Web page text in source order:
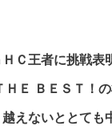
Ｃ王者に挑戦表
ＨＥ ＢＥＳＴ！
えないととても